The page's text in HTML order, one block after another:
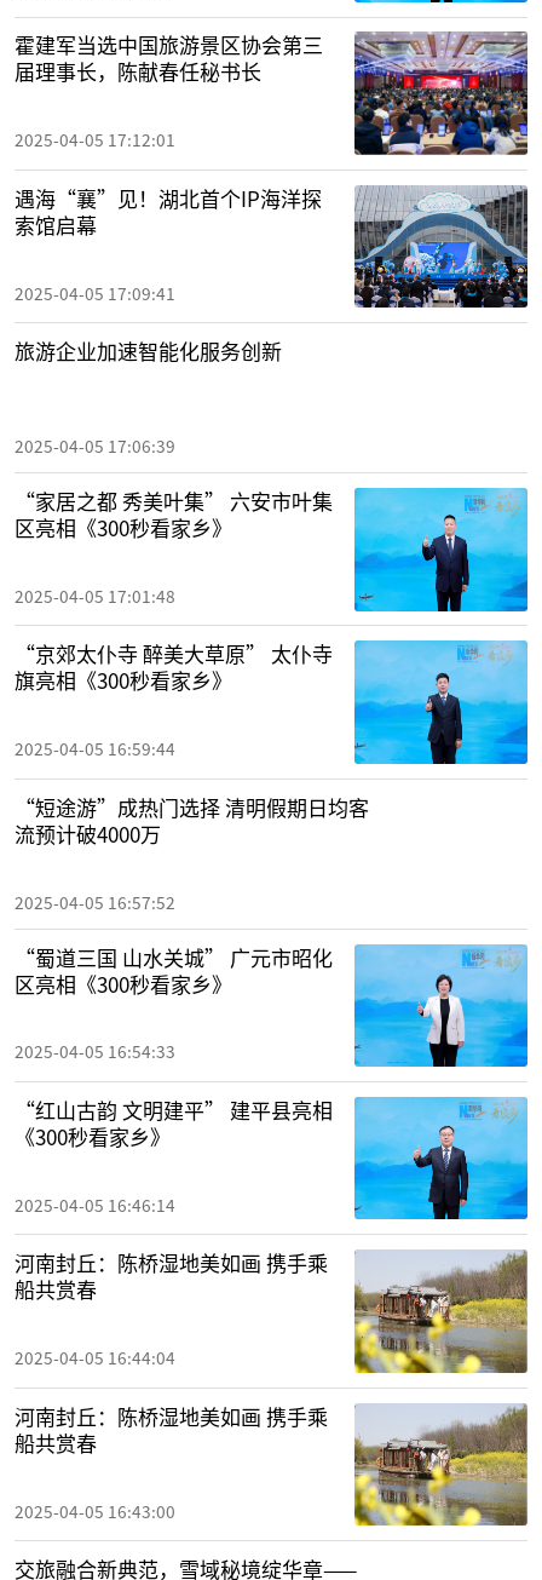
霍建军当选中国旅游景区协会第三
届理事长，陈献春任秘书长
2025-04-05 17:12:01
遇海“襄”见！湖北首个IP海洋探
索馆启幕
2025-04-05 17:09:41
旅游企业加速智能化服务创新
2025-04-05 17:06:39
“家居之都 秀美叶集” 六安市叶集
区亮相《300秒看家乡》
2025-04-05 17:01:48
“京郊太仆寺 醉美大草原” 太仆寺
旗亮相《300秒看家乡》
2025-04-05 16:59:44
“短途游”成热门选择 清明假期日均客
流预计破4000万
2025-04-05 16:57:52
“蜀道三国 山水关城” 广元市昭化
区亮相《300秒看家乡》
2025-04-05 16:54:33
“红山古韵 文明建平” 建平县亮相
《300秒看家乡》
2025-04-05 16:46:14
河南封丘：陈桥湿地美如画 携手乘
船共赏春
2025-04-05 16:44:04
河南封丘：陈桥湿地美如画 携手乘
船共赏春
2025-04-05 16:43:00
交旅融合新典范，雪域秘境绽华章——